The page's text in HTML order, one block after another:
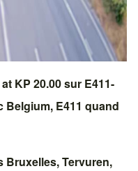
KP 20.00 sur E411-
Belgium, E411 quand
Bruxelles,Tervuren,